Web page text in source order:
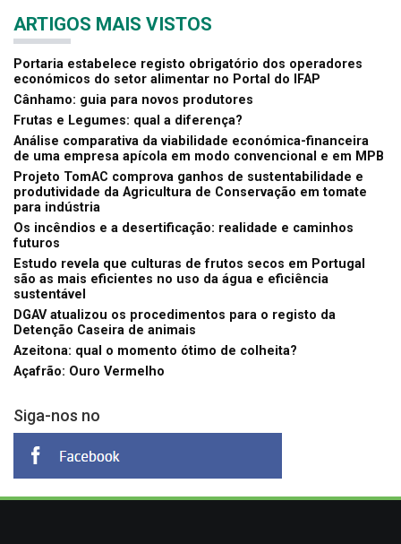
ARTIGOS MAIS VISTOS
Portaria estabelece registo obrigatório dos operadores
económicos do setor alimentar no Portal do IFAP
Cânhamo: guia para novos produtores
Frutas e Legumes: qual a diferença?
Análise comparativa da viabilidade económica-financeira
de uma empresa apícola em modo convencional e em MPB
Projeto TomAC comprova ganhos de sustentabilidade e
produtividade da Agricultura de Conservação em tomate
para indústria
Os incêndios e a desertificação: realidade e caminhos
futuros
Estudo revela que culturas de frutos secos em Portugal
são as mais eficientes no uso da água e eficiência
sustentável
DGAV atualizou os procedimentos para o registo da
Detenção Caseira de animais
Azeitona: qual o momento ótimo de colheita?
Açafrão: Ouro Vermelho
Siga-nos no